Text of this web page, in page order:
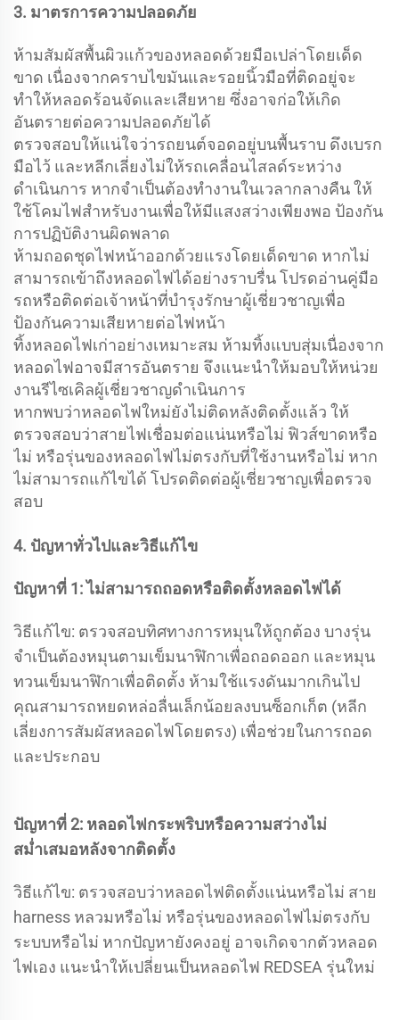
3. มาตรการความปลอดภัย
ห้ามสัมผัสพื้นผิวแก้วของหลอดด้วยมือเปล่าโดยเด็ด
ขาด เนื่องจากคราบไขมันและรอยนิ้วมือที่ติดอยู่จะ
ทำให้หลอดร้อนจัดและเสียหาย ซึ่งอาจก่อให้เกิด
อันตรายต่อความปลอดภัยได้
ตรวจสอบให้แน่ใจว่ารถยนต์จอดอยู่บนพื้นราบ ดึงเบรก
มือไว้ และหลีกเลี่ยงไม่ให้รถเคลื่อนไสลด์ระหว่าง
ดำเนินการ หากจำเป็นต้องทำงานในเวลากลางคืน ให้
ใช้โคมไฟสำหรับงานเพื่อให้มีแสงสว่างเพียงพอ ป้องกัน
การปฏิบัติงานผิดพลาด
ห้ามถอดชุดไฟหน้าออกด้วยแรงโดยเด็ดขาด หากไม่
สามารถเข้าถึงหลอดไฟได้อย่างราบรื่น โปรดอ่านคู่มือ
รถหรือติดต่อเจ้าหน้าที่บำรุงรักษาผู้เชี่ยวชาญเพื่อ
ป้องกันความเสียหายต่อไฟหน้า
ทิ้งหลอดไฟเก่าอย่างเหมาะสม ห้ามทิ้งแบบสุ่มเนื่องจาก
หลอดไฟอาจมีสารอันตราย จึงแนะนำให้มอบให้หน่วย
งานรีไซเคิลผู้เชี่ยวชาญดำเนินการ
หากพบว่าหลอดไฟใหม่ยังไม่ติดหลังติดตั้งแล้ว ให้
ตรวจสอบว่าสายไฟเชื่อมต่อแน่นหรือไม่ ฟิวส์ขาดหรือ
ไม่ หรือรุ่นของหลอดไฟไม่ตรงกับที่ใช้งานหรือไม่ หาก
ไม่สามารถแก้ไขได้ โปรดติดต่อผู้เชี่ยวชาญเพื่อตรวจ
สอบ
4. ปัญหาทั่วไปและวิธีแก้ไข
ปัญหาที่ 1: ไม่สามารถถอดหรือติดตั้งหลอดไฟได้
วิธีแก้ไข: ตรวจสอบทิศทางการหมุนให้ถูกต้อง บางรุ่น
จำเป็นต้องหมุนตามเข็มนาฬิกาเพื่อถอดออก และหมุน
ทวนเข็มนาฬิกาเพื่อติดตั้ง ห้ามใช้แรงดันมากเกินไป
คุณสามารถหยดหล่อลื่นเล็กน้อยลงบนซ็อกเก็ต (หลีก
เลี่ยงการสัมผัสหลอดไฟโดยตรง) เพื่อช่วยในการถอด
และประกอบ
ปัญหาที่ 2: หลอดไฟกระพริบหรือความสว่างไม่
สม่ำเสมอหลังจากติดตั้ง
วิธีแก้ไข: ตรวจสอบว่าหลอดไฟติดตั้งแน่นหรือไม่ สาย
harness หลวมหรือไม่ หรือรุ่นของหลอดไฟไม่ตรงกับ
ระบบหรือไม่ หากปัญหายังคงอยู่ อาจเกิดจากตัวหลอด
ไฟเอง แนะนำให้เปลี่ยนเป็นหลอดไฟ REDSEA รุ่นใหม่